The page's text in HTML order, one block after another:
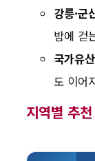
강릉·군
밤에 걷
국가유
도 이어
지역별 추